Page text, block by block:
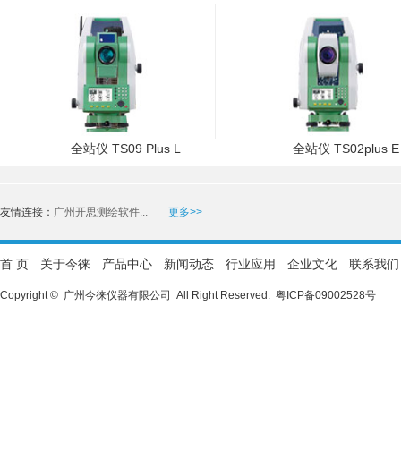
全站仪 TS09 Plus L 全站仪 TS02plus E
友情连接： 广州开思测绘软件... 更多>>
首 页 关于今徕 产品中心 新闻动态 行业应用 企业文化 联系我们
Copyright © 广州今徕仪器有限公司 All Right Reserved. 粤ICP备09002528号